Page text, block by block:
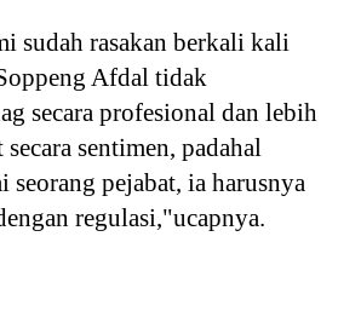
sudah rasakan berkali kali
Afdal tidak
secara profesional dan lebih
sentimen, padahal
seorang pejabat, ia harusnya
regulasi,"ucapnya.